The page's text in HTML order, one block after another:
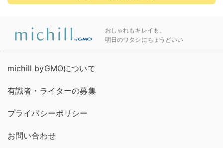
おしゃれもキレイも、
明日のワタシにちょうどいい
michill byGMOについて
有識者・ライターの募集
プライバシーポリシー
お問い合わせ